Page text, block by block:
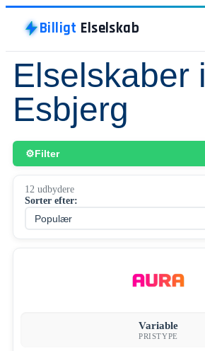
Billigt Elselskab
BilligtElselskab
BILLIGT ELSELSKAB
ELSELSKABER
Elselskaber i
Esbjerg
Filter
12 udbydere
Sorter efter:
Variable
PRISTYPE